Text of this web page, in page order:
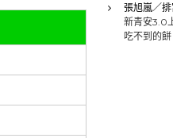
張旭嵐／
新青安3.0
吃不到的